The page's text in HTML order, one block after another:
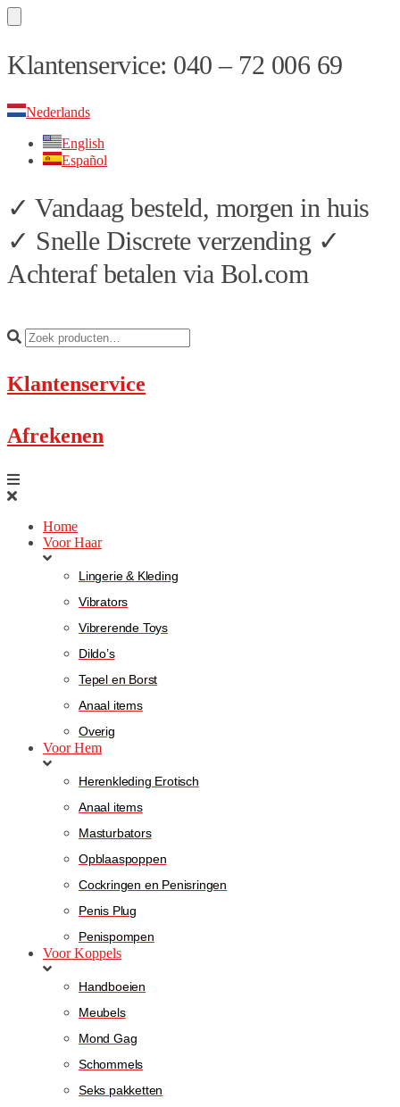
Skip
to
Skip
to
Klantenservice: 040 – 72 006 69
Nederlands
English
Español
✓ Vandaag besteld, morgen in huis
✓ Snelle Discrete verzending ✓
Achteraf betalen via Bol.com
Klantenservice
Afrekenen
Home
Voor Haar
Lingerie & Kleding
Vibrators
Vibrerende Toys
Dildo’s
Tepel en Borst
Anaal items
Overig
Voor Hem
Herenkleding Erotisch
Anaal items
Masturbators
Opblaaspoppen
Cockringen en Penisringen
Penis Plug
Penispompen
Voor Koppels
Handboeien
Meubels
Mond Gag
Schommels
Seks pakketten